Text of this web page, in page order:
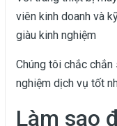
viên kinh doanh và
giàu kinh nghiệm
Chúng tôi chắc
nghiệm dịch vụ tốt
Làm sao